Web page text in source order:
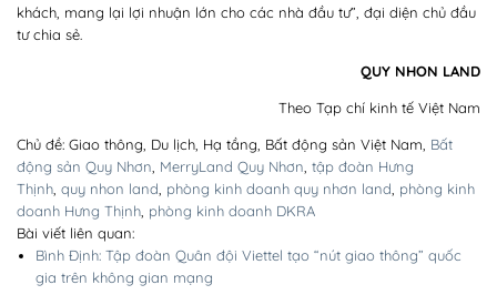
khách, mang lại lợi nhuận lớn cho các nhà đầu tư”, đại diện chủ đầu
tư chia sẻ.
QUY NHON LAND
Theo Tạp chí kinh tế Việt Nam
Chủ đề: Giao thông, Du lịch, Hạ tầng, Bất động sản Việt Nam, Bất
động sản Quy Nhơn MerryLand Quy Nhơn tập đoàn Hưng
Thịnh quy nhon land phòng kinh doanh quy nhơn land phòng kinh
doanh Hưng Thịnh phòng kinh doanh DKRA
Bài viết liên quan:
Bình Định: Tập đoàn Quân đội Viettel tạo “nút giao thông” quốc
gia trên không gian mạng